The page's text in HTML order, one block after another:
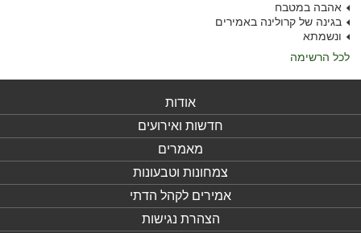
אהבה במטבח
בגינה של קרולינה באמירים
ונשמתא
לכל הרשימה
אודות
חדשות ואירועים
מאמרים
צמחונות וטבעונות
אמירים לקהל הדתי
הצהרת נגישות